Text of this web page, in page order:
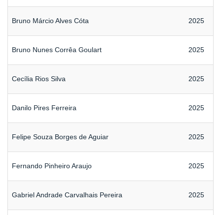
Bruno Márcio Alves Cóta 2025
Bruno Nunes Corrêa Goulart 2025
Cecília Rios Silva 2025
Danilo Pires Ferreira 2025
Felipe Souza Borges de Aguiar 2025
Fernando Pinheiro Araujo 2025
Gabriel Andrade Carvalhais Pereira 2025